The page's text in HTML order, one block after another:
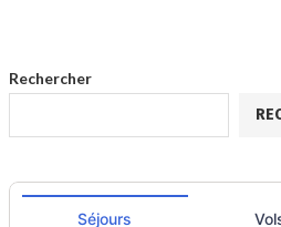
Rechercher